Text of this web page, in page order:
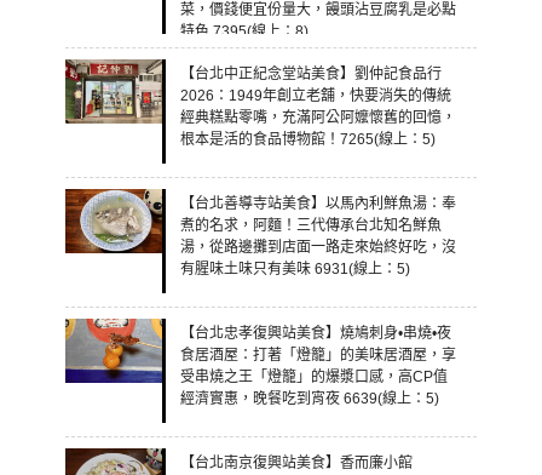
菜，價錢便宜份量大，饅頭沾豆腐乳是必點
特色 7395(線上：8)
【台北中正紀念堂站美食】劉仲記食品行
2026：1949年創立老舖，快要消失的傳統
經典糕點零嘴，充滿阿公阿嬤懷舊的回憶，
根本是活的食品博物館！7265(線上：5)
【台北善導寺站美食】以馬內利鮮魚湯：奉
煮的名求，阿麵！三代傳承台北知名鮮魚
湯，從路邊攤到店面一路走來始終好吃，沒
有腥味土味只有美味 6931(線上：5)
【台北忠孝復興站美食】燒鳩刺身•串燒•夜
食居酒屋：打著「燈籠」的美味居酒屋，享
受串燒之王「燈籠」的爆漿口感，高CP值
經濟實惠，晚餐吃到宵夜 6639(線上：5)
【台北南京復興站美食】香而廉小館